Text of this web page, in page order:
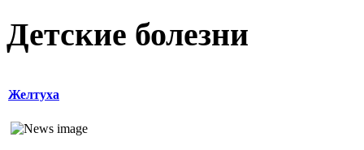
Детские болезни
Желтуха